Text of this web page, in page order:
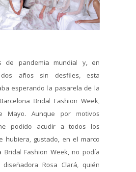
de pandemia mundial y, en
dos años sin desfiles, esta
esperando la pasarela de la
Bridal Fashion Week,
Mayo. Aunque por motivos
podido acudir a todos los
hubiera, gustado, en el marco
Bridal Fashion Week, no podía
Rosa Clará, quién